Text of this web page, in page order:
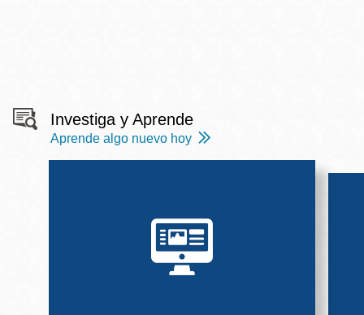
Investiga y Aprende
Aprende algo nuevo hoy